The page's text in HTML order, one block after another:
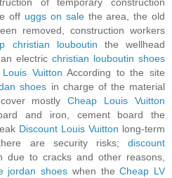
of temporary construction
off uggs on salethe area, the old
removed, construction workers
christian louboutin the wellhead
an electric christian louboutin shoes
Louis Vuitton According to the site
shoes in charge of the material
mostlyCheap Louis Vuitton
and iron, cement board the
Discount Louis Vuitton long-term
are security risks; discount
due to cracks and other reasons,
jordan shoes when theCheap LV